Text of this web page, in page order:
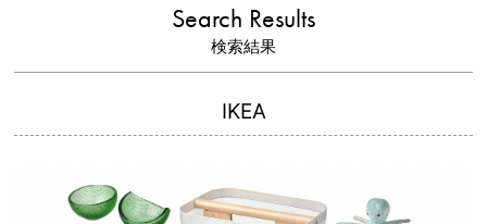
Search Results
検索結果
IKEA